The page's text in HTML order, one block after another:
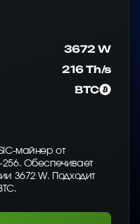
3672 W
216 Th/s
BTC
майнер от
256. Обеспечивает
3672 W. Подходит